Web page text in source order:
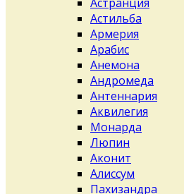
Астильба
Армерия
Арабис
Анемона
Андромеда
Антеннария
Аквилегия
Монарда
Люпин
Аконит
Алиссум
Пахизандра